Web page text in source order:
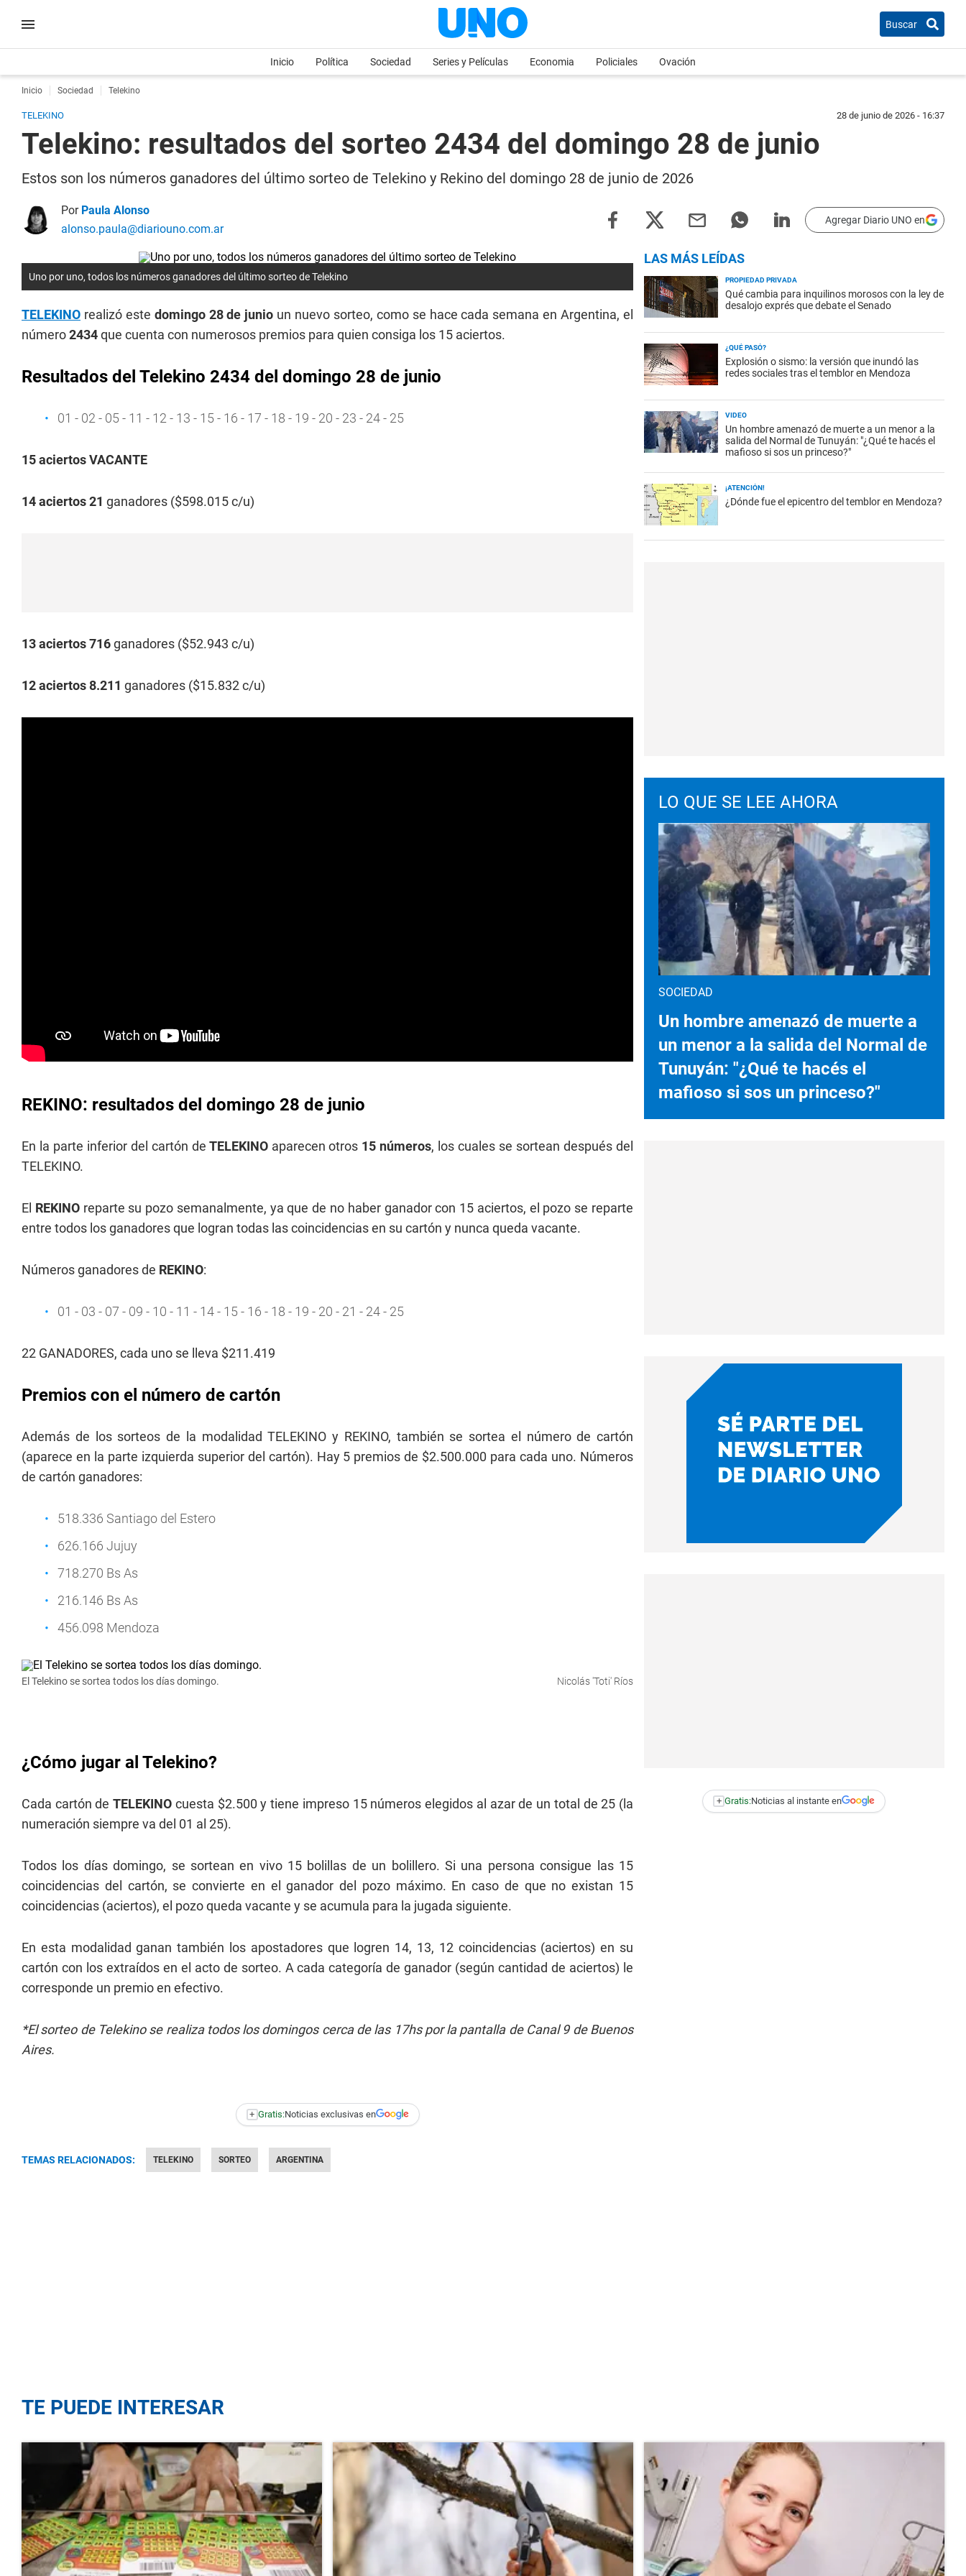
Buscar
Inicio Política Sociedad Series y Películas Economia Policiales Ovación
Inicio Sociedad Telekino
TELEKINO 28 de junio de 2026 - 16:37
Telekino: resultados del sorteo 2434 del domingo 28 de junio
Estos son los números ganadores del último sorteo de Telekino y Rekino del domingo 28 de junio de 2026
Por Paula Alonso
alonso.paula@diariouno.com.ar
Agregar Diario UNO en
Uno por uno, todos los números ganadores del último sorteo de Telekino
TELEKINO realizó este domingo 28 de junio un nuevo sorteo, como se hace cada semana en Argentina, el
número2434que cuenta con numerosos premios para quien consiga los 15 aciertos.
Resultados del Telekino 2434 del domingo 28 de junio
01 - 02 - 05 - 11 - 12 - 13 - 15 - 16 - 17 - 18 - 19 - 20 - 23 - 24 - 25
15 aciertos VACANTE
14 aciertos 21 ganadores ($598.015 c/u)
13 aciertos 716ganadores ($52.943 c/u)
12 aciertos 8.211 ganadores ($15.832 c/u)
REKINO: resultados del domingo 28 de junio
En la parte inferior del cartón de TELEKINO aparecen otros 15 números, los cuales se sortean después del
TELEKINO.
El REKINO reparte su pozo semanalmente, ya que de no haber ganador con 15 aciertos, el pozo se reparte
entre todos los ganadores que logran todas las coincidencias en su cartón y nunca queda vacante.
Números ganadores de REKINO:
01 - 03 - 07 - 09 - 10 - 11 - 14 - 15 - 16 - 18 - 19 - 20 - 21 - 24 - 25
22 GANADORES, cada uno se lleva $211.419
Premios con el número de cartón
Además de los sorteos de la modalidad TELEKINO y REKINO, también se sortea el número de cartón
(aparece en la parte izquierda superior del cartón). Hay 5 premios de $2.500.000 para cada uno. Números
de cartón ganadores:
518.336 Santiago del Estero
626.166 Jujuy
718.270 Bs As
216.146 Bs As
456.098 Mendoza
El Telekino se sortea todos los días domingo. Nicolás 'Toti' Ríos
¿Cómo jugar al Telekino?
Cada cartón deTELEKINO cuesta $2.500 y tiene impreso 15 números elegidos al azar de un total de 25 (la
numeración siempre va del 01 al 25).
Todos los días domingo, se sortean en vivo 15 bolillas de un bolillero. Si una persona consigue las 15
coincidencias del cartón, se convierte en el ganador del pozo máximo. En caso de que no existan 15
coincidencias (aciertos), el pozo queda vacante y se acumula para la jugada siguiente.
En esta modalidad ganan también los apostadores que logren 14, 13, 12 coincidencias (aciertos) en su
cartón con los extraídos en el acto de sorteo. A cada categoría de ganador (según cantidad de aciertos) le
corresponde un premio en efectivo.
*El sorteo de Telekino se realiza todos los domingos cerca de las 17hs por la pantalla de Canal 9 de Buenos
Aires.
+ Gratis:Noticias exclusivas en
TEMAS RELACIONADOS: TELEKINO SORTEO ARGENTINA
LAS MÁS LEÍDAS
PROPIEDAD PRIVADA
Qué cambia para inquilinos morosos con la ley de
desalojo exprés que debate el Senado
¿QUÉ PASÓ?
Explosión o sismo: la versión que inundó las
redes sociales tras el temblor en Mendoza
VIDEO
Un hombre amenazó de muerte a un menor a la
salida del Normal de Tunuyán: "¿Qué te hacés el
mafioso si sos un princeso?"
¡ATENCIÓN!
¿Dónde fue el epicentro del temblor en Mendoza?
LO QUE SE LEE AHORA
SOCIEDAD
Un hombre amenazó de muerte a
un menor a la salida del Normal de
Tunuyán: "¿Qué te hacés el
mafioso si sos un princeso?"
+ Gratis:Noticias al instante en
TE PUEDE INTERESAR